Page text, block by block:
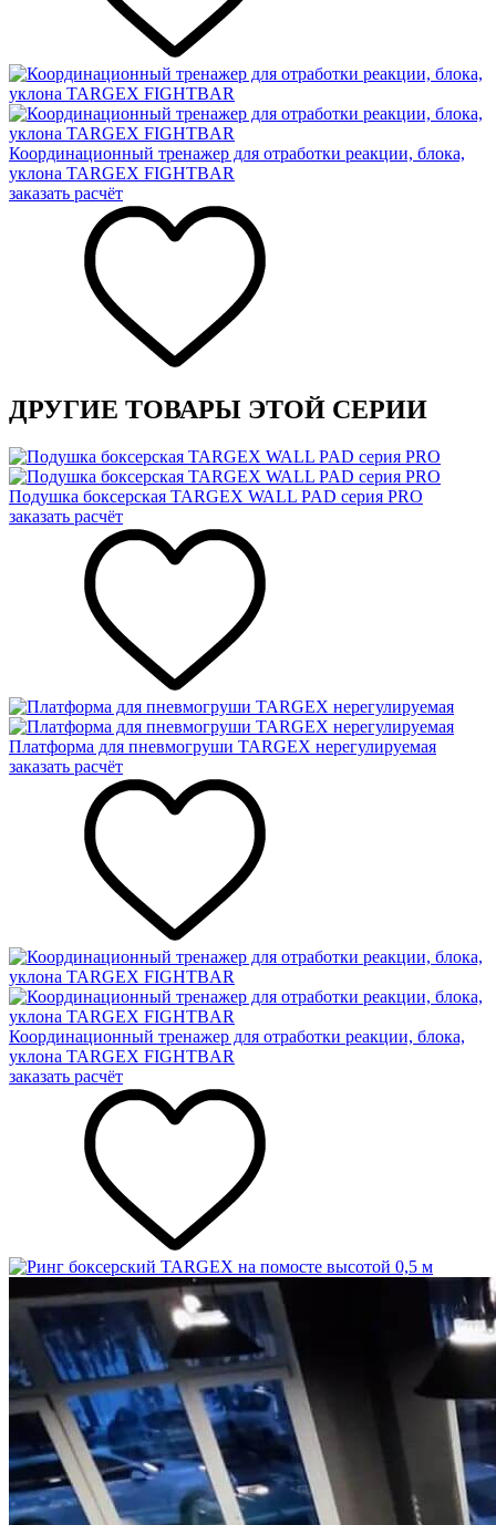
Координационный тренажер для отработки реакции, блока,
уклона TARGEX FIGHTBAR
заказать расчёт
ДРУГИЕ ТОВАРЫ ЭТОЙ СЕРИИ
Подушка боксерская TARGEX WALL PAD серия PRO
заказать расчёт
Платформа для пневмогруши TARGEX нерегулируемая
заказать расчёт
Координационный тренажер для отработки реакции, блока,
уклона TARGEX FIGHTBAR
заказать расчёт